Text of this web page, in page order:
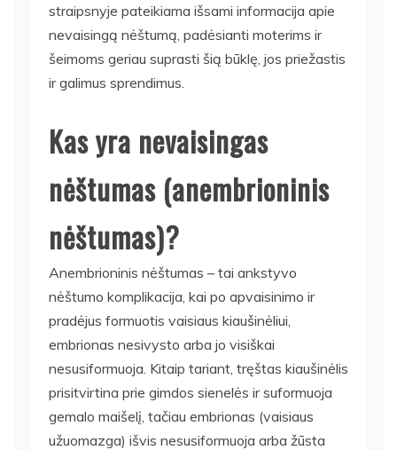
straipsnyje pateikiama išsami informacija apie
nevaisingą nėštumą, padėsianti moterims ir
šeimoms geriau suprasti šią būklę, jos priežastis
ir galimus sprendimus.
Kas yra nevaisingas
nėštumas (anembrioninis
nėštumas)?
Anembrioninis nėštumas – tai ankstyvo
nėštumo komplikacija, kai po apvaisinimo ir
pradėjus formuotis vaisiaus kiaušinėliui,
embrionas nesivysto arba jo visiškai
nesusiformuoja. Kitaip tariant, tręštas kiaušinėlis
prisitvirtina prie gimdos sienelės ir suformuoja
gemalo maišelį, tačiau embrionas (vaisiaus
užuomazga) išvis nesusiformuoja arba žūsta